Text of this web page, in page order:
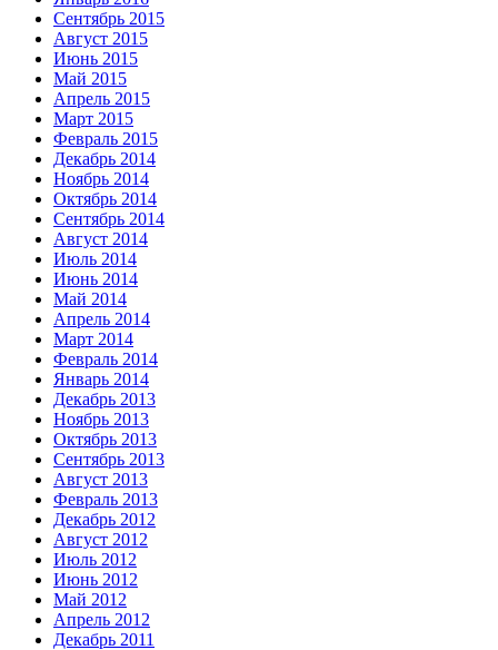
Сентябрь 2015
Август 2015
Июнь 2015
Май 2015
Апрель 2015
Март 2015
Февраль 2015
Декабрь 2014
Ноябрь 2014
Октябрь 2014
Сентябрь 2014
Август 2014
Июль 2014
Июнь 2014
Май 2014
Апрель 2014
Март 2014
Февраль 2014
Январь 2014
Декабрь 2013
Ноябрь 2013
Октябрь 2013
Сентябрь 2013
Август 2013
Февраль 2013
Декабрь 2012
Август 2012
Июль 2012
Июнь 2012
Май 2012
Апрель 2012
Декабрь 2011